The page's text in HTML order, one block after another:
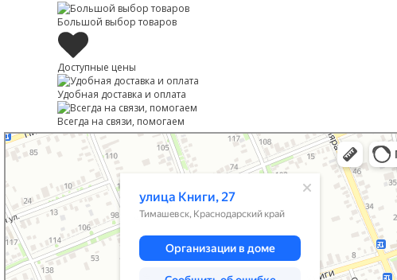
Большой выбор товаров
Доступные цены
Удобная доставка и оплата
Всегда на связи, помогаем
Тимашевск
Улица Книги, 27 — Яндекс Карты